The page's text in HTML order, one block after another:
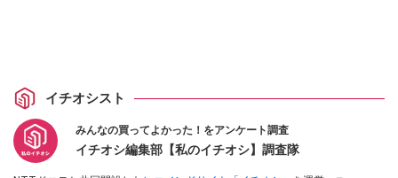
イチオシスト
みんなの買ってよかった！をアンケート調査
イチオシ編集部【私のイチオシ】調査隊